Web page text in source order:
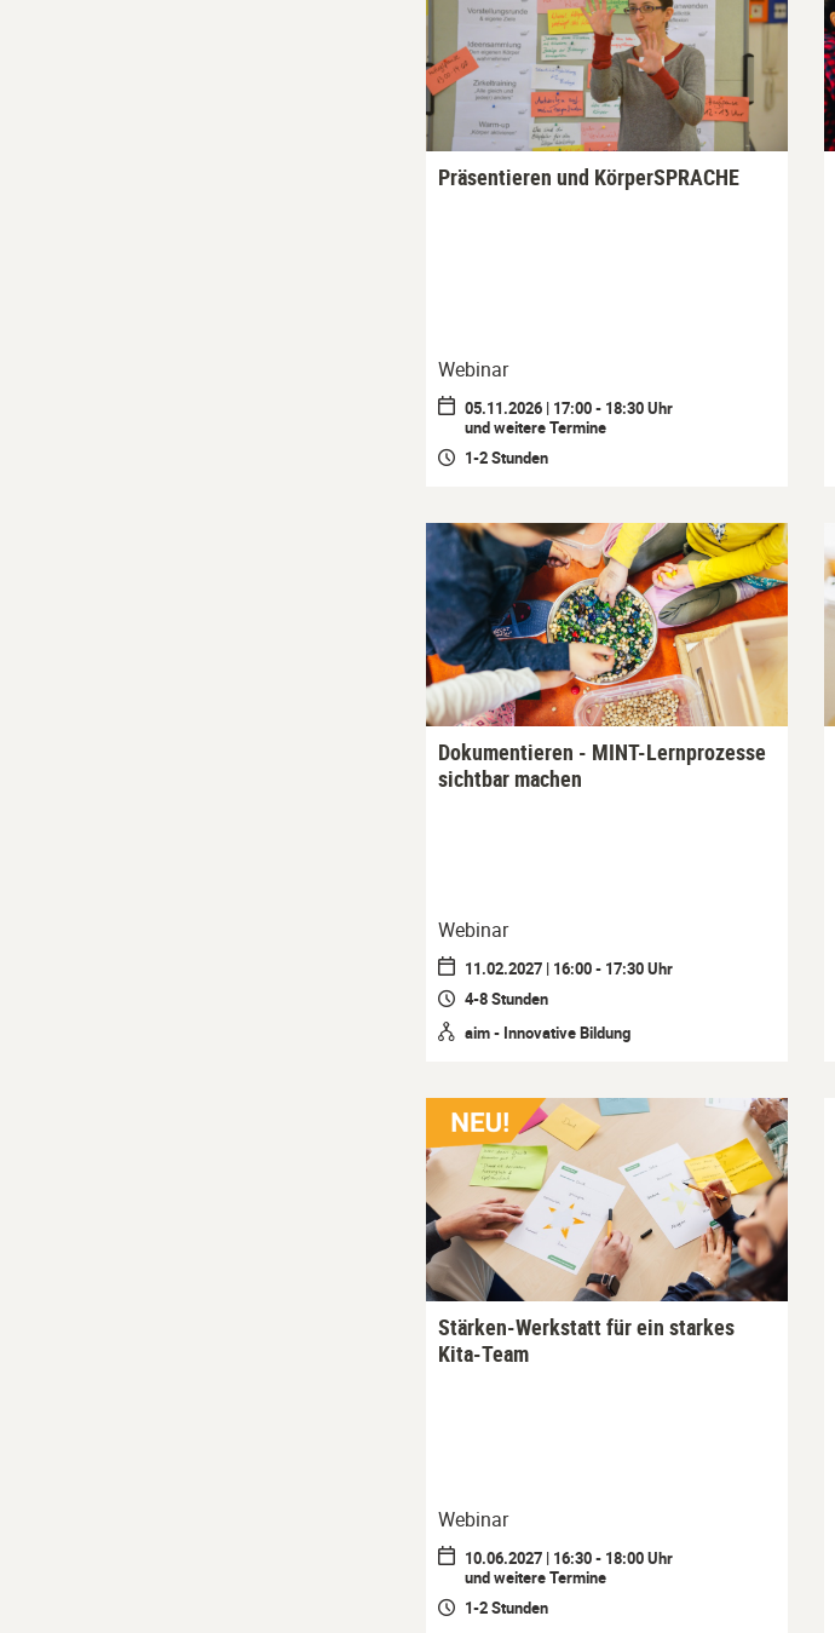
Präsentieren und KörperSPRACHE
Webinar
05.11.2026 | 17:00 - 18:30 Uhr
und weitere Termine
1-2 Stunden
Dokumentieren - MINT-Lernprozesse
sichtbar machen
Webinar
11.02.2027 | 16:00 - 17:30 Uhr
4-8 Stunden
aim - Innovative Bildung
Stärken-Werkstatt für ein starkes
Kita-Team
Webinar
10.06.2027 | 16:30 - 18:00 Uhr
und weitere Termine
1-2 Stunden